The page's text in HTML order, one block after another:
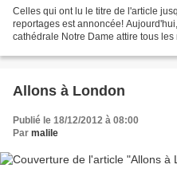
Celles qui ont lu le titre de l'article
reportages est annoncée!
cathédrale Notre Dame attire tous
Allons à London
Publié le 18/12/2012 à 08:00
Par malile